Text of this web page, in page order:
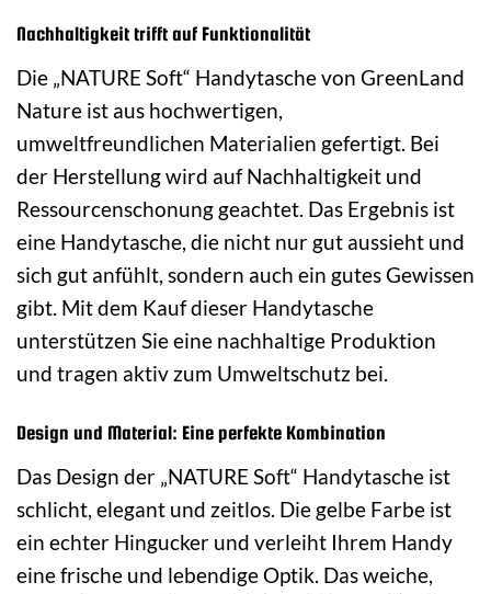
Nachhaltigkeit trifft auf Funktionalität
Die „NATURE Soft“ Handytasche von GreenLand
Nature ist aus hochwertigen,
umweltfreundlichen Materialien gefertigt. Bei
der Herstellung wird auf Nachhaltigkeit und
Ressourcenschonung geachtet. Das Ergebnis ist
eine Handytasche, die nicht nur gut aussieht und
sich gut anfühlt, sondern auch ein gutes Gewissen
gibt. Mit dem Kauf dieser Handytasche
unterstützen Sie eine nachhaltige Produktion
und tragen aktiv zum Umweltschutz bei.
Design und Material: Eine perfekte Kombination
Das Design der „NATURE Soft“ Handytasche ist
schlicht, elegant und zeitlos. Die gelbe Farbe ist
ein echter Hingucker und verleiht Ihrem Handy
eine frische und lebendige Optik. Das weiche,